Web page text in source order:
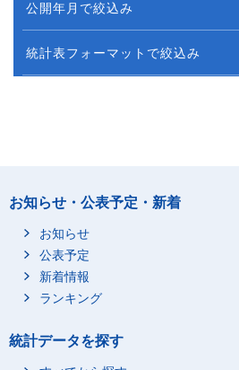
公開年月で絞込み
統計表フォーマットで絞込み
お知らせ・公表予定・新着
お知らせ
公表予定
新着情報
ランキング
統計データを探す